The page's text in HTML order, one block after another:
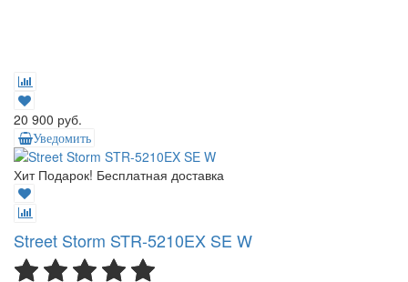
20 900 руб.
Уведомить
Хит Подарок! Бесплатная доставка
Street Storm STR-5210EX SE W